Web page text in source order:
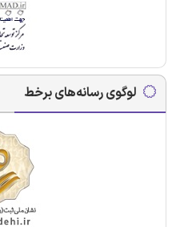
لوگوی رسانه‌های برخط